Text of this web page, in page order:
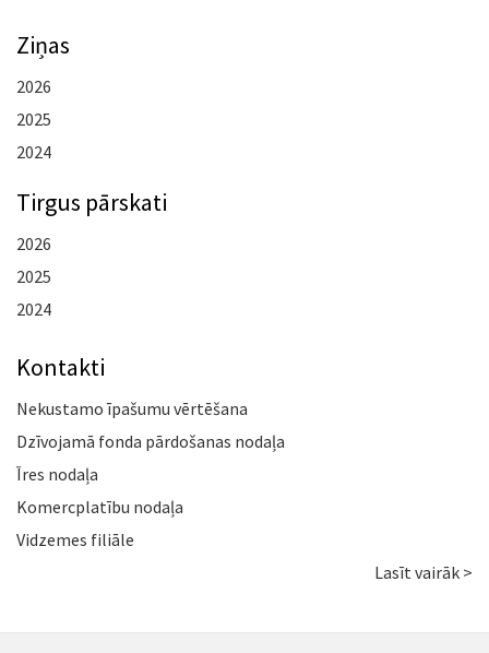
Ziņas
2026
2025
2024
Tirgus pārskati
2026
2025
2024
Kontakti
Nekustamo īpašumu vērtēšana
Dzīvojamā fonda pārdošanas nodaļa
Īres nodaļa
Komercplatību nodaļa
Vidzemes filiāle
Lasīt vairāk >